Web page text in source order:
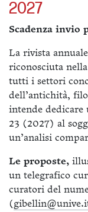
2027
Scadenza invio
La rivista
riconosciuta
tutti i settori
dell’antichità,
intende dedicare
23 (2027) al
un’analisi
Le proposte,
un telegrafico
curatori del
(